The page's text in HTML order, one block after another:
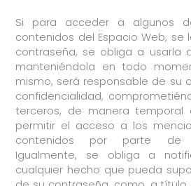
Si para acceder a algunos
contenidos del Espacio Web, se
contraseña, se obliga a usarla
manteniéndola en todo
mismo, será responsable de su
confidencialidad,
terceros, de manera temporal
permitir el acceso a los
contenidos por parte de
Igualmente, se obliga a
cualquier hecho que pueda